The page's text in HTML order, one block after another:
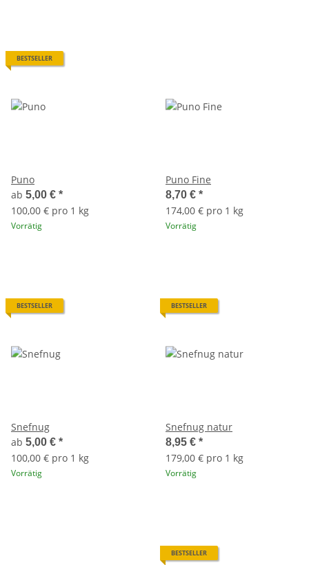
BESTSELLER
Puno
ab 5,00 € *
100,00 € pro 1 kg
Vorrätig
Puno Fine
8,70 € *
174,00 € pro 1 kg
Vorrätig
BESTSELLER
Snefnug
ab 5,00 € *
100,00 € pro 1 kg
Vorrätig
BESTSELLER
Snefnug natur
8,95 € *
179,00 € pro 1 kg
Vorrätig
BESTSELLER